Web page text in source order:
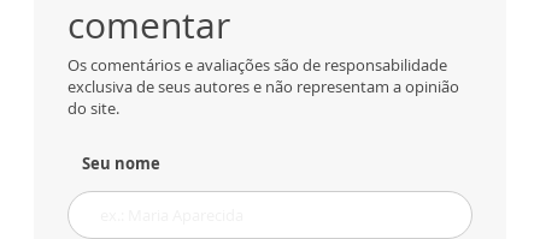
comentar
Os comentários e avaliações são de responsabilidade
exclusiva de seus autores e não representam a opinião
do site.
Seu nome